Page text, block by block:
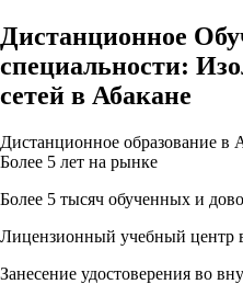
Дистанционное
специальности:
сетей в Абакане
Дистанционное образование в
Более 5 лет на рынке
Более 5 тысяч обученных и
Лицензионный учебный центр
Занесение удостоверения во